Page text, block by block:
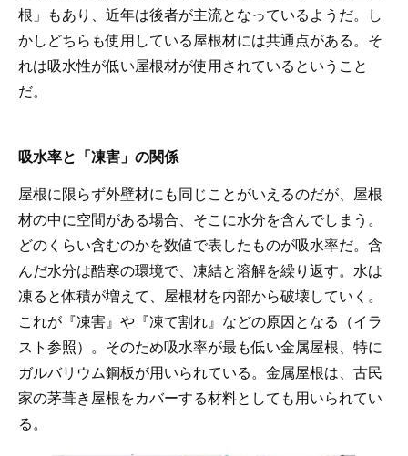
根」もあり、近年は後者が主流となっているようだ。し
かしどちらも使用している屋根材には共通点がある。そ
れは吸水性が低い屋根材が使用されているということ
だ。
吸水率と「凍害」の関係
屋根に限らず外壁材にも同じことがいえるのだが、屋根
材の中に空間がある場合、そこに水分を含んでしまう。
どのくらい含むのかを数値で表したものが吸水率だ。含
んだ水分は酷寒の環境で、凍結と溶解を繰り返す。水は
凍ると体積が増えて、屋根材を内部から破壊していく。
これが『凍害』や『凍て割れ』などの原因となる（イラ
スト参照）。そのため吸水率が最も低い金属屋根、特に
ガルバリウム鋼板が用いられている。金属屋根は、古民
家の茅葺き屋根をカバーする材料としても用いられてい
る。